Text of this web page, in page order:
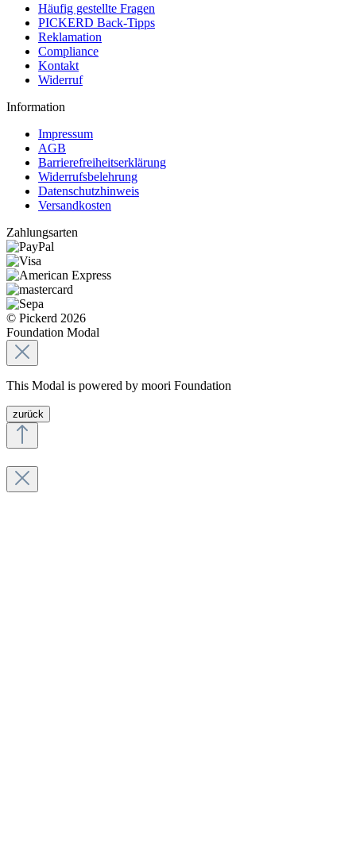
Häufig gestellte Fragen
PICKERD Back-Tipps
Reklamation
Compliance
Kontakt
Widerruf
Information
Impressum
AGB
Barrierefreiheitserklärung
Widerrufsbelehrung
Datenschutzhinweis
Versandkosten
Zahlungsarten
© Pickerd 2026
Foundation Modal
This Modal is powered by moori Foundation
zurück